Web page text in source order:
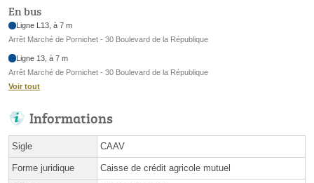
En bus
Ligne L13, à 7 m
Arrêt Marché de Pornichet - 30 Boulevard de la République
Ligne 13, à 7 m
Arrêt Marché de Pornichet - 30 Boulevard de la République
Voir tout
Informations
Sigle CAAV
Forme juridique Caisse de crédit agricole mutuel